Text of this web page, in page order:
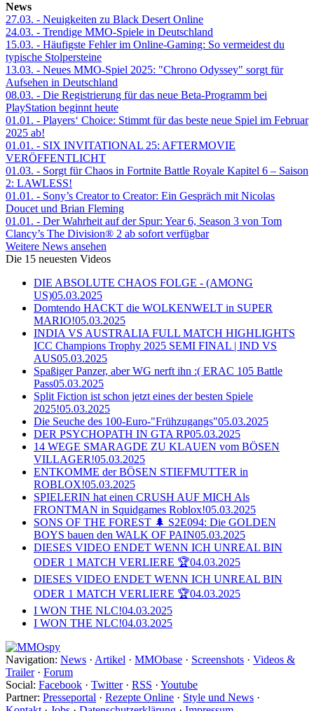
News
27.03. - Neuigkeiten zu Black Desert Online
24.03. - Trendige MMO-Spiele in Deutschland
15.03. - Häufigste Fehler im Online-Gaming: So vermeidest du
typische Stolpersteine
13.03. - Neues MMO-Spiel 2025: "Chrono Odyssey" sorgt für
Aufsehen in Deutschland
08.03. - Die Registrierung für das neue Beta-Programm bei
PlayStation beginnt heute
01.01. - Players‘ Choice: Stimmt für das beste neue Spiel im Februar
2025 ab!
01.01. - SIX INVITATIONAL 25: AFTERMOVIE
VERÖFFENTLICHT
01.03. - Sorgt für Chaos in Fortnite Battle Royale Kapitel 6 – Saison
2: LAWLESS!
01.01. - Sony’s Creator to Creator: Ein Gespräch mit Nicolas
Doucet und Brian Fleming
01.01. - Der Wahrheit auf der Spur: Year 6, Season 3 von Tom
Clancy’s The Division® 2 ab sofort verfügbar
Weitere News ansehen
Die 15 neuesten Videos
DIE ABSOLUTE CHAOS FOLGE - (AMONG
US)05.03.2025
Domtendo HACKT die WOLKENWELT in SUPER
MARIO!05.03.2025
INDIA VS AUSTRALIA FULL MATCH HIGHLIGHTS
ICC Champions Trophy 2025 SEMI FINAL | IND VS
AUS05.03.2025
Spaßiger Panzer, aber WG nerft ihn :( ERAC 105 Battle
Pass05.03.2025
Split Fiction ist schon jetzt eines der besten Spiele
2025!05.03.2025
Die Seuche des 100-Euro-"Frühzugangs"05.03.2025
DER PSYCHOPATH IN GTA RP05.03.2025
14 WEGE SMARAGDE ZU KLAUEN vom BÖSEN
VILLAGER!05.03.2025
ENTKOMME der BÖSEN STIEFMUTTER in
ROBLOX!05.03.2025
SPIELERIN hat einen CRUSH AUF MICH Als
FRONTMAN in Squidgames Roblox!05.03.2025
SONS OF THE FOREST 🌲 S2E094: Die GOLDEN
BOYS bauen den WALK OF PAIN05.03.2025
DIESES VIDEO ENDET WENN ICH UNREAL BIN
ODER 1 MATCH VERLIERE 🏆04.03.2025
DIESES VIDEO ENDET WENN ICH UNREAL BIN
ODER 1 MATCH VERLIERE 🏆04.03.2025
I WON THE NLC!04.03.2025
I WON THE NLC!04.03.2025
Navigation: News · Artikel · MMObase · Screenshots · Videos &
Trailer· Forum
Social: Facebook · Twitter· RSS · Youtube
Partner: Presseportal · Rezepte Online · Style und News ·